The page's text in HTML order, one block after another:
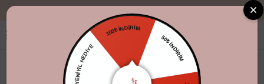
"Aynı gün
150₺ İNDİRİM
50₺ İNDİRİM
YENİYIL HEDİYE